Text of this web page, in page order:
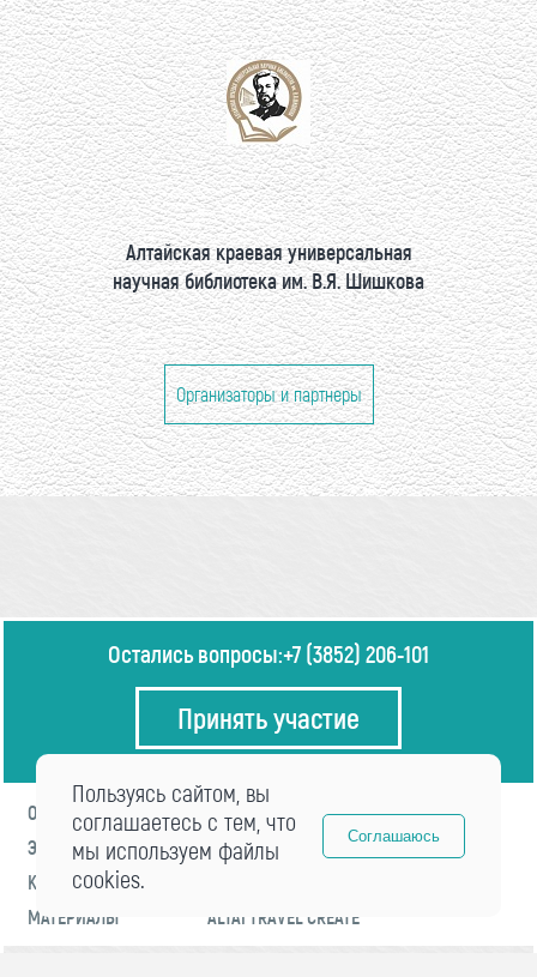
Алтайская краевая универсальная
научная библиотека им. В.Я. Шишкова
Организаторы и партнеры
Остались вопросы:+7 (3852) 206-101
Принять участие
О ФОРУМЕ
ПРОГРАММА
ЭКСПЕРТЫ
НОВОСТИ
КОНТАКТЫ
МАТЕРИАЛЫ
ALTAI TRAVEL CREATE
Пользуясь сайтом, вы
соглашаетесь с тем, что
мы используем файлы
cookies.
Соглашаюсь